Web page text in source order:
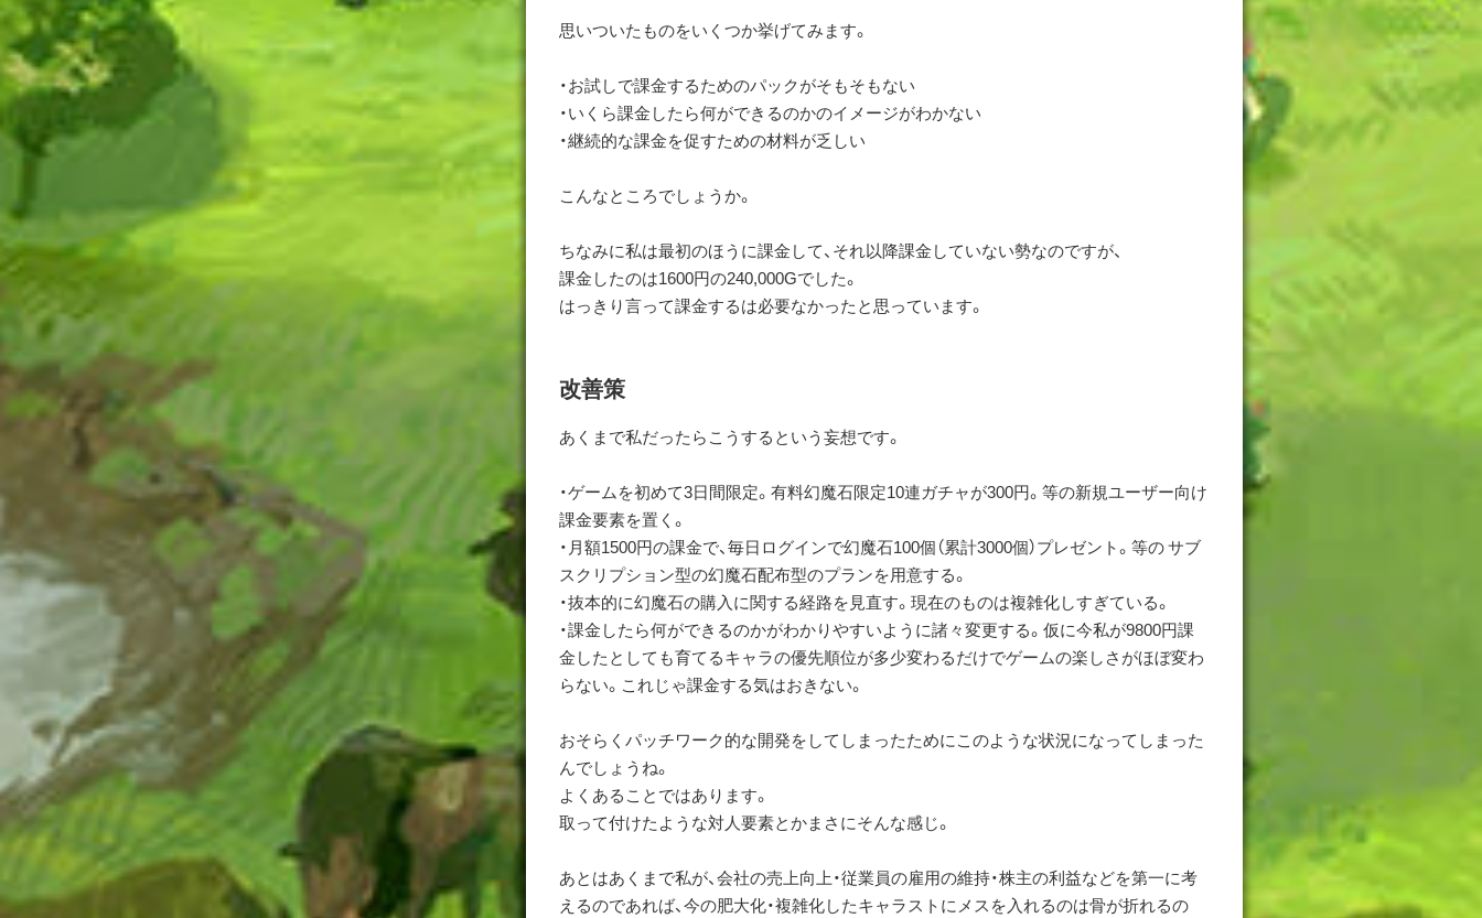
思いついたものをいくつか挙げてみます。
・お試しで課金するためのパックがそもそもない
・いくら課金したら何ができるのかのイメージがわかない
・継続的な課金を促すための材料が乏しい
こんなところでしょうか。
ちなみに私は最初のほうに課金して、それ以降課金していない勢なのですが、
課金したのは1600円の240,000Gでした。
はっきり言って課金するは必要なかったと思っています。
改善策
あくまで私だったらこうするという妄想です。
・ゲームを初めて3日間限定。有料幻魔石限定10連ガチャが300円。等の新規ユーザー向け
課金要素を置く。
・月額1500円の課金で、毎日ログインで幻魔石100個（累計3000個）プレゼント。等の サブ
スクリプション型の幻魔石配布型のプランを用意する。
・抜本的に幻魔石の購入に関する経路を見直す。現在のものは複雑化しすぎている。
・課金したら何ができるのかがわかりやすいように諸々変更する。仮に今私が9800円課
金したとしても育てるキャラの優先順位が多少変わるだけでゲームの楽しさがほぼ変わ
らない。これじゃ課金する気はおきない。
おそらくパッチワーク的な開発をしてしまったためにこのような状況になってしまった
んでしょうね。
よくあることではあります。
取って付けたような対人要素とかまさにそんな感じ。
あとはあくまで私が、会社の売上向上・従業員の雇用の維持・株主の利益などを第一に考
えるのであれば、今の肥大化・複雑化したキャラストにメスを入れるのは骨が折れるの